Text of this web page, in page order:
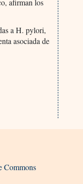
afirman los
a H. pylori,
asociada de
Commons